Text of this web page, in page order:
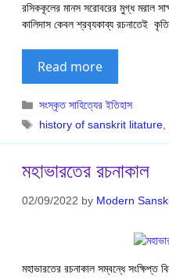
রসিককূলের মানস সরোবরের মুগ্ধ মরাল
কালিদাস কেবল শ্রব‍্যকাব্য রচনাতেই
Read more
Categories
সংস্কৃত সাহিত্যের ইতিহাস
Tags
history of sanskrit litature
মহাভারতের রচনাকাল
02/09/2022 by Modern
মহাভারতের রচনাকাল সম্বন্ধে সংক্ষিপ্ত